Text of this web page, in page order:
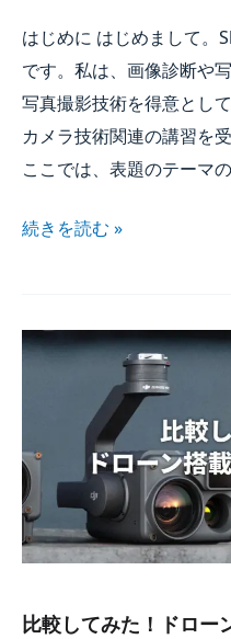
はじめに​ はじめまして。​
です。​私は、​画像診断や​
写真撮影技術を​得意と​して
カメラ技術関連の​講習を​
ここでは、​表題の​テーマ
続きを​読む »
比較してみた！​ドロー
比較してみた！​
ドローン搭載の​
赤外線カメラ